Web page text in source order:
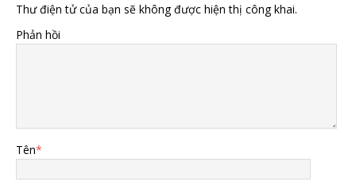
Thư điện tử của bạn sẽ không được hiện thị công khai.
Phản hồi
Tên*